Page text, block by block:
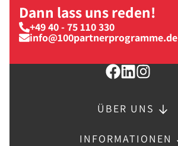
Dann lass uns reden!
+49 40 - 75 110 330
info@100partnerprogramme.de
ÜBER UNS
INFORMATIONEN